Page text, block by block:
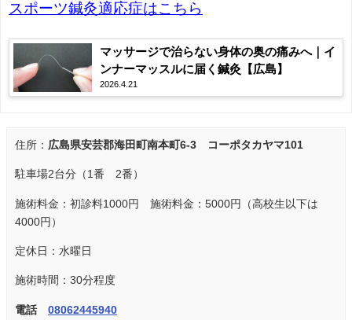
スポーツ鍼灸適応症はこちら
マッサージで治らない身体の奥の痛みへ｜イ
ンナーマッスルに届く鍼灸【広島】
2026.4.21
住所： 広島県安芸郡海田町南本町6-3 コーポタカヤマ101
駐車場2台分（1番 2番）
施術料金：初診料1000円 施術料金：5000円（高校生以下は
4000円）
定休日：水曜日
施術時間：30分程度
電話 08062445940